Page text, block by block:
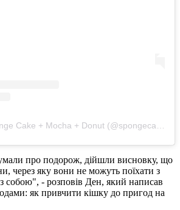
Публикация от Sponge Cake + Mocha + Donut (@spongecake_thescottishfold)
про подорож, дійшли висновку, що
через яку вони не можуть поїхати з
собою", - розповів Ден, який написав
як привчити кішку до пригод на